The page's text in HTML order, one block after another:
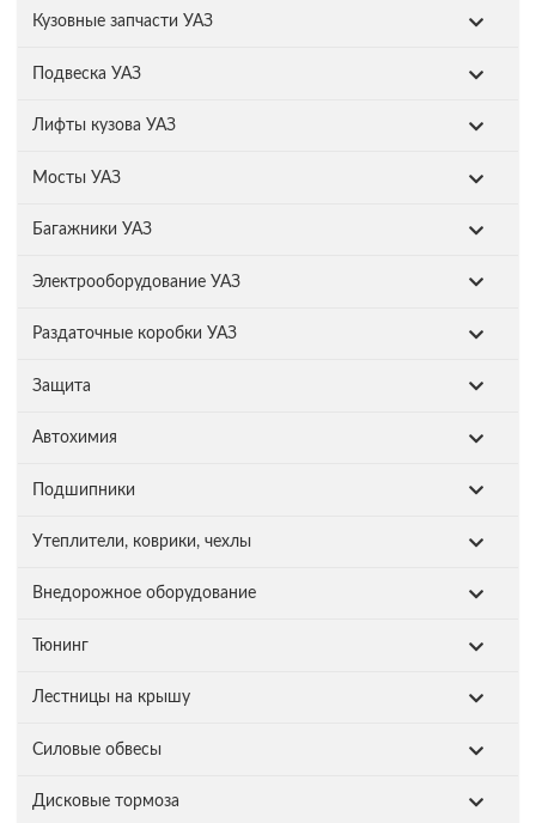
Кузовные запчасти УАЗ
Подвеска УАЗ
Лифты кузова УАЗ
Мосты УАЗ
Багажники УАЗ
Электрооборудование УАЗ
Раздаточные коробки УАЗ
Защита
Автохимия
Подшипники
Утеплители, коврики, чехлы
Внедорожное оборудование
Тюнинг
Лестницы на крышу
Силовые обвесы
Дисковые тормоза